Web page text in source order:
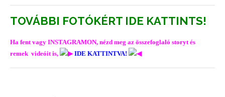
TOVÁBBI FOTÓKÉRT IDE KATTINTS!
Ha fent vagy INSTAGRAMON, nézd meg az összefoglaló storyt és
remek videóit is,
IDE KATTINTVA!